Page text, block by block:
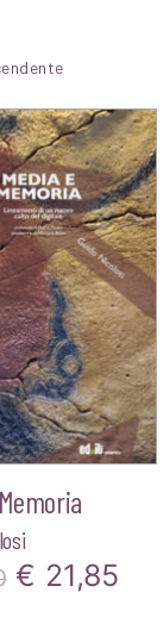
Il
€ 21,85Il